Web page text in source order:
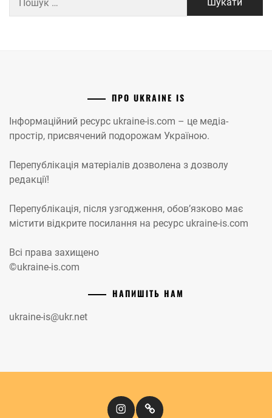
ПРО UKRAINE IS
Інформаційний ресурс ukraine-is.com – це медіа-
простір, присвячений подорожам Україною.
Перепублікація матеріалів дозволена з дозволу
редакції!
Перепублікація, після узгодження, обов’язково має
містити відкрите посилання на ресурс ukraine-is.com
Всі права захищено
©ukraine-is.com
НАПИШІТЬ НАМ
ukraine-is@ukr.net
InstagramКіномандри